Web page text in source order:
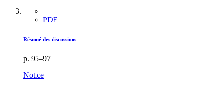
PDF
Résumé des discussions
p. 95–97
Notice